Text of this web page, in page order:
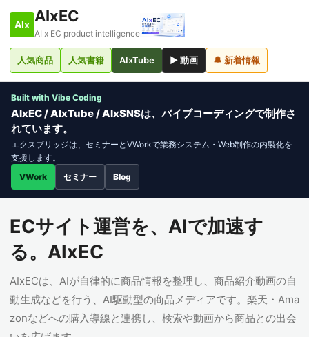
AIx AIxEC
AI x EC product intelligence
人気商品 人気書籍 AIxTube ▶ 動画 🔔 新着情報
Built with Vibe Coding
AIxEC / AIxTube / AIxSNSは、バイブコーディングで制作さ
れています。
エクスブリッジは、セミナーとVWorkで業務システム・Web制作の内製化を
支援します。
VWork
セミナー Blog
ECサイト運営を、AIで加速す
る。AIxEC
AIxECは、AIが自律的に商品情報を整理し、商品紹介動画の自
動生成などを行う、AI駆動型の商品メディアです。楽天・Ama
zonなどへの購入導線と連携し、検索や動画から商品との出会